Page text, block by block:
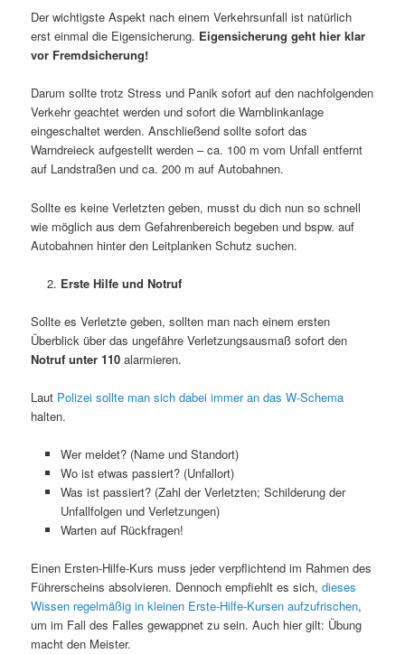
Der wichtigste Aspekt nach einem Verkehrsunfall ist natürlich
erst einmal die Eigensicherung. Eigensicherung geht hier klar
vor Fremdsicherung!
Darum sollte trotz Stress und Panik sofort auf den nachfolgenden
Verkehr geachtet werden und sofort die Warnblinkanlage
eingeschaltet werden. Anschließend sollte sofort das
Warndreieck aufgestellt werden – ca. 100 m vom Unfall entfernt
auf Landstraßen und ca. 200 m auf Autobahnen.
Sollte es keine Verletzten geben, musst du dich nun so schnell
wie möglich aus dem Gefahrenbereich begeben und bspw. auf
Autobahnen hinter den Leitplanken Schutz suchen.
Erste Hilfe und Notruf
Sollte es Verletzte geben, sollten man nach einem ersten
Überblick über das ungefähre Verletzungsausmaß sofort den
Notruf unter 110 alarmieren.
Laut Polizei sollte man sich dabei immer an das W-Schema
halten.
Wer meldet? (Name und Standort)
Wo ist etwas passiert? (Unfallort)
Was ist passiert? (Zahl der Verletzten; Schilderung der
Unfallfolgen und Verletzungen)
Warten auf Rückfragen!
Einen Ersten-Hilfe-Kurs muss jeder verpflichtend im Rahmen des
Führerscheins absolvieren. Dennoch empfiehlt es sich,dieses
Wissen regelmäßig in kleinen Erste-Hilfe-Kursen aufzufrischen,
um im Fall des Falles gewappnet zu sein. Auch hier gilt: Übung
macht den Meister.